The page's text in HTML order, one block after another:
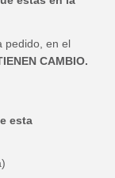
pedido, en el
CAMBIO.
esta